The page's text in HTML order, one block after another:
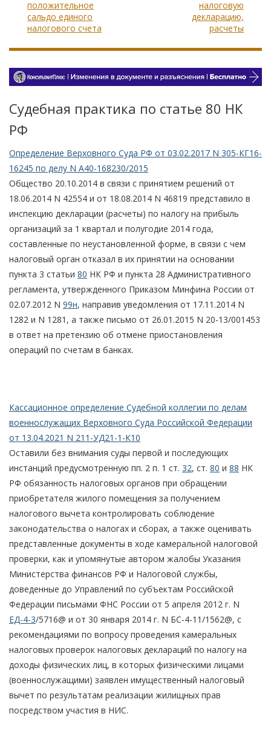
положительное
сальдо единого
налогового счета
налоговую
декларацию,
расчеты
Судебная практика по статье 80 НК
РФ
Определение Верховного Суда РФ от 03.02.2017 N 305-КГ16-
16245 по делу N А40-168230/2015
Общество 20.10.2014 в связи с принятием решений от
18.06.2014 N 42554 и от 18.08.2014 N 46819 представило в
инспекцию декларации (расчеты) по налогу на прибыль
организаций за 1 квартал и полугодие 2014 года,
составленные по неустановленной форме, в связи с чем
налоговый орган отказал в их принятии на основании
пункта 3 статьи 80 НК РФ и пункта 28 Административного
регламента, утвержденного Приказом Минфина России от
02.07.2012 N 99н, направив уведомления от 17.11.2014 N
1282 и N 1281, а также письмо от 26.01.2015 N 20-13/001453
в ответ на претензию об отмене приостановления
операций по счетам в банках.
Кассационное определение Судебной коллегии по делам
военнослужащих Верховного Суда Российской Федерации
от 13.04.2021 N 211-УД21-1-К10
Оставили без внимания суды первой и последующих
инстанций предусмотренную пп. 2 п. 1 ст. 32, ст. 80 и 88 НК
РФ обязанность налоговых органов при обращении
приобретателя жилого помещения за получением
налогового вычета контролировать соблюдение
законодательства о налогах и сборах, а также оценивать
представленные документы в ходе камеральной налоговой
проверки, как и упомянутые автором жалобы Указания
Министерства финансов РФ и Налоговой службы,
доведенные до Управлений по субъектам Российской
Федерации письмами ФНС России от 5 апреля 2012 г. N
ЕД-4-3/5716@ и от 30 января 2014 г. N БС-4-11/1562@, с
рекомендациями по вопросу проведения камеральных
налоговых проверок налоговых деклараций по налогу на
доходы физических лиц, в которых физическими лицами
(военнослужащими) заявлен имущественный налоговый
вычет по результатам реализации жилищных прав
посредством участия в НИС.